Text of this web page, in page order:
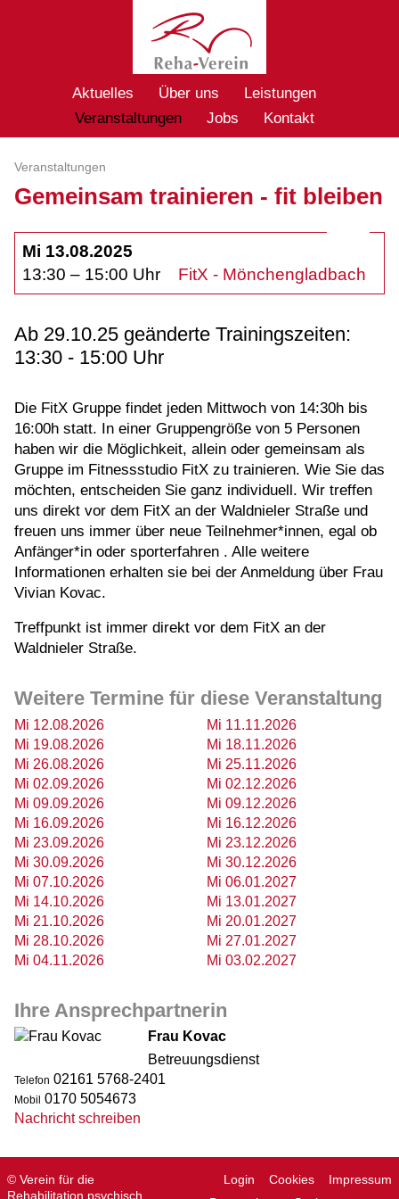
Aktuelles Über uns
Leistungen
Veranstaltungen
Jobs Kontakt
Veranstaltungen
Gemeinsam trainieren - fit bleiben
Mi 13.08.2025
13:30 – 15:00 Uhr
FitX - Mönchengladbach
Ab 29.10.25 geänderte Trainingszeiten:
13:30 - 15:00 Uhr
Die FitX Gruppe findet jeden Mittwoch von 14:30h bis
16:00h statt. In einer Gruppengröße von 5 Personen
haben wir die Möglichkeit, allein oder gemeinsam als
Gruppe im Fitnessstudio FitX zu trainieren. Wie Sie das
möchten, entscheiden Sie ganz individuell. Wir treffen
uns direkt vor dem FitX an der Waldnieler Straße und
freuen uns immer über neue Teilnehmer*innen, egal ob
Anfänger*in oder sporterfahren . Alle weitere
Informationen erhalten sie bei der Anmeldung über Frau
Vivian Kovac.
Treffpunkt ist immer direkt vor dem FitX an der
Waldnieler Straße.
Weitere Termine für diese Veranstaltung
Mi 12.08.2026
Mi 19.08.2026
Mi 26.08.2026
Mi 02.09.2026
Mi 09.09.2026
Mi 16.09.2026
Mi 23.09.2026
Mi 30.09.2026
Mi 07.10.2026
Mi 14.10.2026
Mi 21.10.2026
Mi 28.10.2026
Mi 04.11.2026
Mi 11.11.2026
Mi 18.11.2026
Mi 25.11.2026
Mi 02.12.2026
Mi 09.12.2026
Mi 16.12.2026
Mi 23.12.2026
Mi 30.12.2026
Mi 06.01.2027
Mi 13.01.2027
Mi 20.01.2027
Mi 27.01.2027
Mi 03.02.2027
Ihre Ansprechpartnerin
Frau Kovac
Betreuungsdienst
Telefon 02161 5768-2401
Mobil 0170 5054673
Nachricht schreiben
© Verein für die
Rehabilitation psychisch
Login Cookies
Impressum